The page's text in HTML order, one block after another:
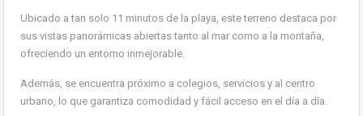
Ubicado a tan solo 11 minutos de la playa, este terreno destaca por
sus vistas panorámicas abiertas tanto al mar como a la montaña,
ofreciendo un entorno inmejorable.
Además, se encuentra próximo a colegios, servicios y al centro
urbano, lo que garantiza comodidad y fácil acceso en el día a día.